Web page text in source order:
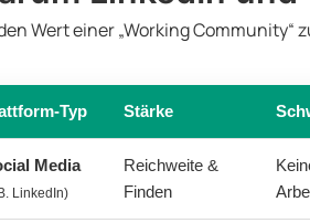
Wert einer „Working
Typ Stärke
Media
LinkedIn)
Reichweite &
Finden